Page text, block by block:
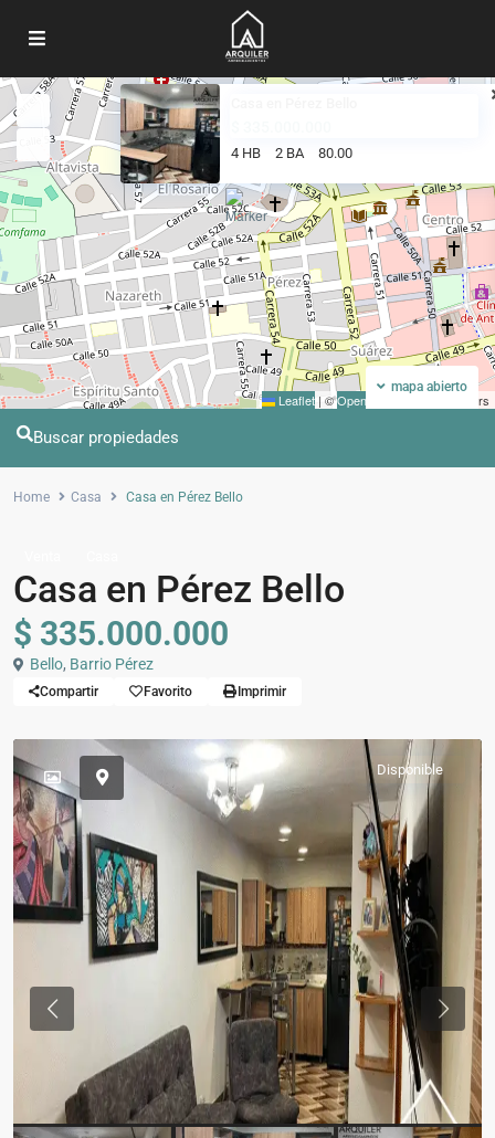
4 HB 2 BA 80.00
Leaflet | ©OpenStreetMap contributors
mapa abierto
Buscar propiedades
Home Casa Casa en Pérez Bello
Casa en Pérez Bello
$ 335.000.000
Bello, Barrio Pérez
Compartir Favorito Imprimir
Disponible
Previous